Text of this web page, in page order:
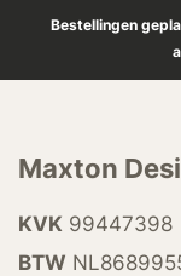
Bestellingen
Maxton
KVK 99447398
BTW